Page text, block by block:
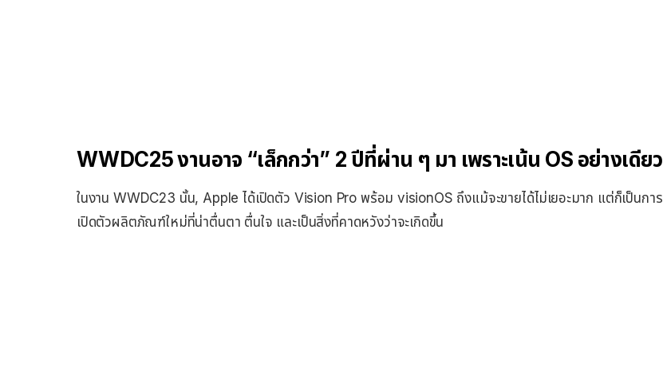
WWDC25 งานอาจ “เล็กกว่า” 2 ปีที่ผ่าน ๆ มา เพราะเน้น OS อย่างเดียว
ในงาน WWDC23 นั้น, Apple ได้เปิดตัว Vision Pro พร้อม visionOS ถึงแม้จะขายได้ไม่เยอะมาก แต่ก็เป็นการ
เปิดตัวผลิตภัณฑ์ใหม่ที่น่าตื่นตา ตื่นใจ และเป็นสิ่งที่คาดหวังว่าจะเกิดขึ้น